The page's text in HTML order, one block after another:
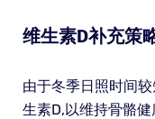
维生素D补充策
由于冬季日照时间
生素D,以维持骨骼